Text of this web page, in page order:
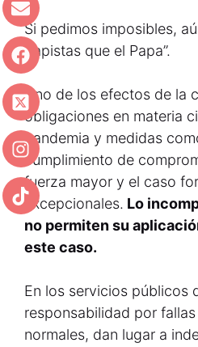
Si pedimos imposibles,
papistas que el Papa”.
Uno de los efectos de la
obligaciones en materia
pandemia y medidas
cumplimiento de
fuerza mayor y el caso
excepcionales. Lo
no permiten su
este caso.
En los servicios públicos
responsabilidad por
normales, dan lugar a